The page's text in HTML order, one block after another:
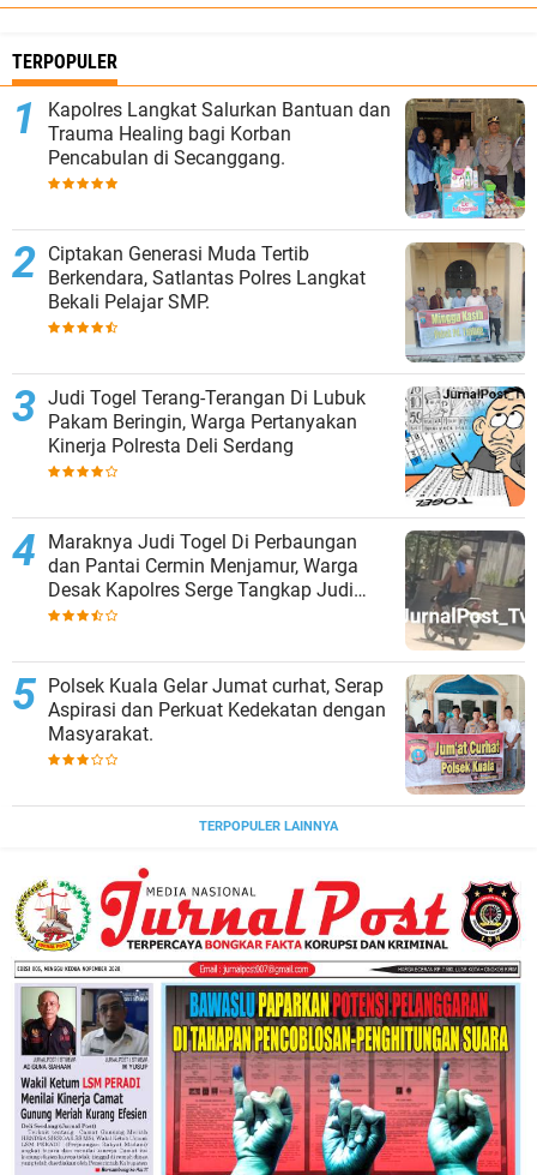
TERPOPULER
Kapolres Langkat Salurkan Bantuan dan
Trauma Healing bagi Korban
Pencabulan di Secanggang.
Ciptakan Generasi Muda Tertib
Berkendara, Satlantas Polres Langkat
Bekali Pelajar SMP.
Judi Togel Terang-Terangan Di Lubuk
Pakam Beringin, Warga Pertanyakan
Kinerja Polresta Deli Serdang
Maraknya Judi Togel Di Perbaungan
dan Pantai Cermin Menjamur, Warga
Desak Kapolres Serge Tangkap Judi
Togel
Polsek Kuala Gelar Jumat curhat, Serap
Aspirasi dan Perkuat Kedekatan dengan
Masyarakat.
TERPOPULER LAINNYA